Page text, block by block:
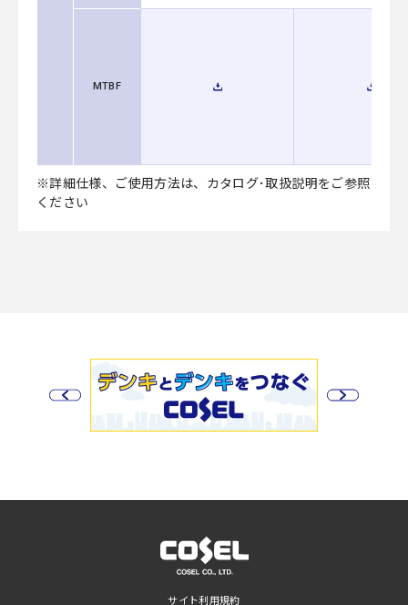
MTBF
※詳細仕様、ご使用方法は、カタログ･取扱説明をご参照
ください
サイト利用規約